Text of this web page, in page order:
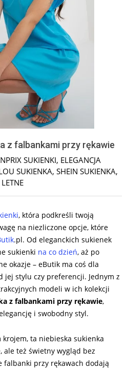
z falbankami przy rękawie
SUKIENKI, ELEGANCJA
SUKIENKA, SHEIN SUKIENKA,
, która podkreśli twoją
na niezliczone opcje, które
.pl. Od eleganckich sukienek
sukienki na co dzień, aż po
okazje – eButik ma coś dla
jej stylu czy preferencji. Jednym z
modeli w ich kolekcji
z falbankami przy rękawie,
i swobodny styl.
ta niebieska sukienka
też świetny wygląd bez
falbanki przy rękawach dodają